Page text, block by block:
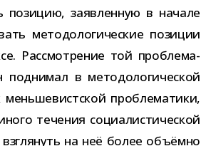
заяв­лен­ную в начале
мето­до­ло­ги­че­ские пози­ции
Рассмотрение той про­бле­ма­
в мето­до­ло­ги­че­ской
про­бле­ма­тики,
тече­ния соци­а­ли­сти­че­ской
на неё более объ­ёмно